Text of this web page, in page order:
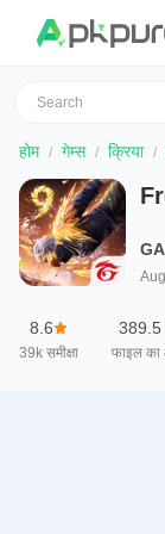
होम गेम्स क्रिया
8.6
39k समीक्षा
389.5
फाइल